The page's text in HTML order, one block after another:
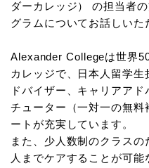
ダーカレッジ） の担当者
グラムについてお話しいた
Alexander Collegeは世界
カレッジで、日本人留学
ドバイザー、 キャリアアド
チューター（一対一の無料
ートが充実しています。
また、少人数制のクラス
人までケアすることが可能